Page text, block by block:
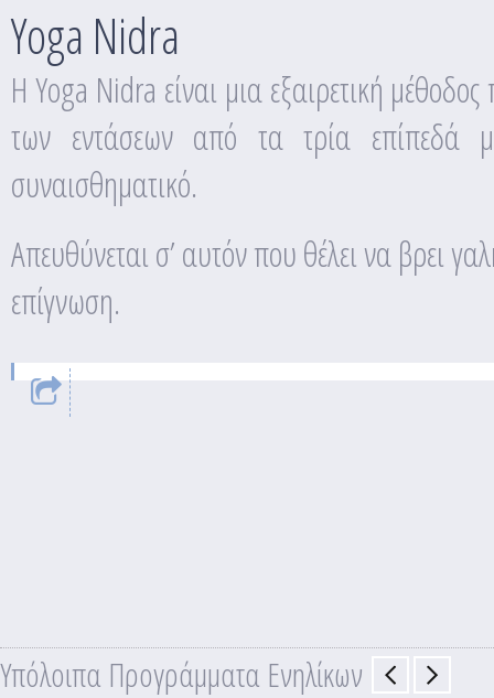
Yoga Nidra
Η Yoga Nidra είναι μια εξαιρετική
των εντάσεων από τα τρία επίπεδά
συναισθηματικό.
Απευθύνεται σ’ αυτόν που θέλει να βρει
επίγνωση.
Υπόλοιπα Προγράμματα Ενηλίκων